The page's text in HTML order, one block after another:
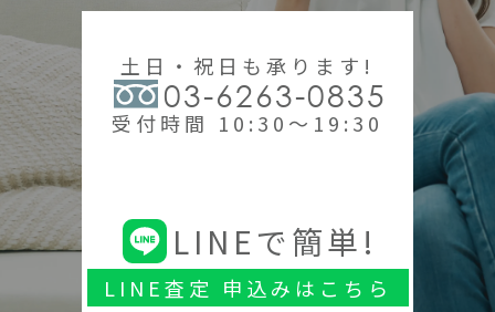
土日・祝日も承ります!
03-6263-0835
受付時間 10:30～19:30
LINEで簡単!
LINE査定 申込みはこちら